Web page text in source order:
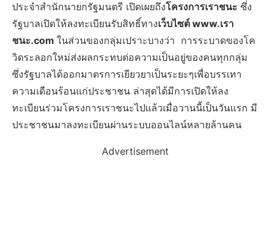
ประจำสำนักนายกรัฐมนตรี เปิดเผยถึงโครงการเราชนะ ซึ่ง
รัฐบาลเปิดให้ลงทะเบียนรับสิทธิ์ทางเว็บไซต์ www.เรา
ชนะ.com ในส่วนของกลุ่มเปราะบางว่า การระบาดของโค
วิดระลอกใหม่ส่งผลกระทบต่อความเป็นอยู่ของคนทุกกลุ่ม
ซึ่งรัฐบาลได้ออกมาตรการเยียวยาเป็นระยะๆเพื่อบรรเทา
ความเดือนร้อนแก่ประชาชน ล่าสุดได้มีการเปิดให้ลง
ทะเบียนร่วมโครงการเราชนะไปแล้วเมื่อวานนี้เป็นวันแรก มี
ประชาชนมาลงทะเบียนผ่านระบบออนไลน์หลายล้านคน
Advertisement